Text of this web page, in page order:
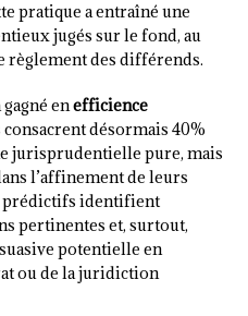
pratique a entraîné une
jugés sur le fond, au
règlement des différends.
enefficience
désormais 40%
jurisprudentielle pure, mais
l’affinement de leurs
prédictifs identifient
pertinentes et, surtout,
potentielle en
ou de la juridiction